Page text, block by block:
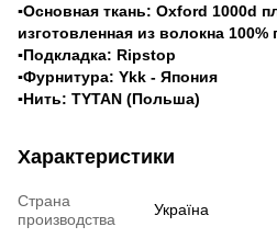
▪Основная ткань: Oxford 1000d
изготовленная из волокна 100%
▪Подкладка: Ripstop
▪Фурнитура: Ykk - Япония
▪Нить: TYTAN (Польша)
Характеристики
Страна
производства
Україна